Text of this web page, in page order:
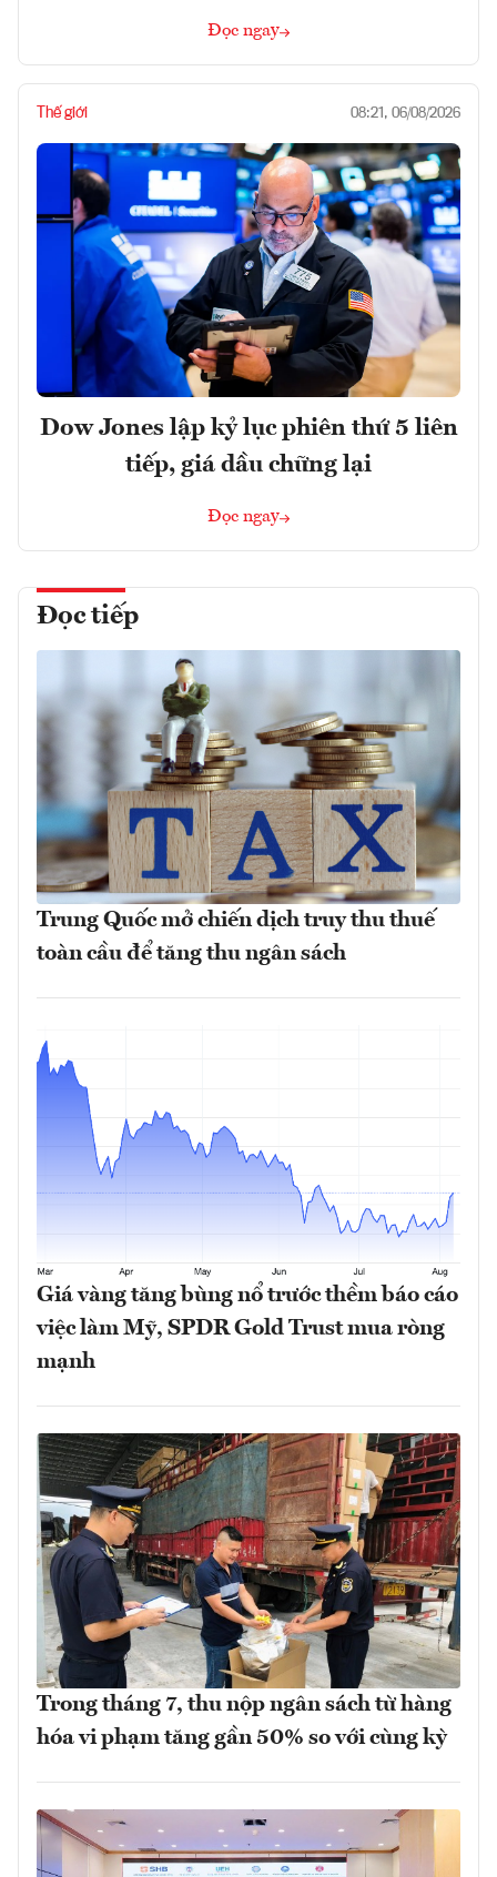
Đọc ngay
Thế giới 08:21, 06/08/2026
Dow Jones lập kỷ lục phiên thứ 5 liên
tiếp, giá dầu chững lại
Đọc ngay
Đọc tiếp
Trung Quốc mở chiến dịch truy thu thuế
toàn cầu để tăng thu ngân sách
Giá vàng tăng bùng nổ trước thềm báo cáo
việc làm Mỹ, SPDR Gold Trust mua ròng
mạnh
Trong tháng 7, thu nộp ngân sách từ hàng
hóa vi phạm tăng gần 50% so với cùng kỳ